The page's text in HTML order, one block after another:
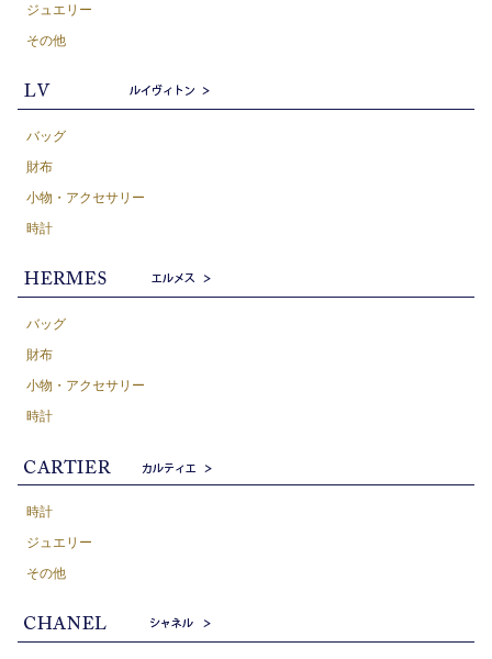
ジュエリー
その他
バッグ
財布
小物・アクセサリー
時計
バッグ
財布
小物・アクセサリー
時計
時計
ジュエリー
その他